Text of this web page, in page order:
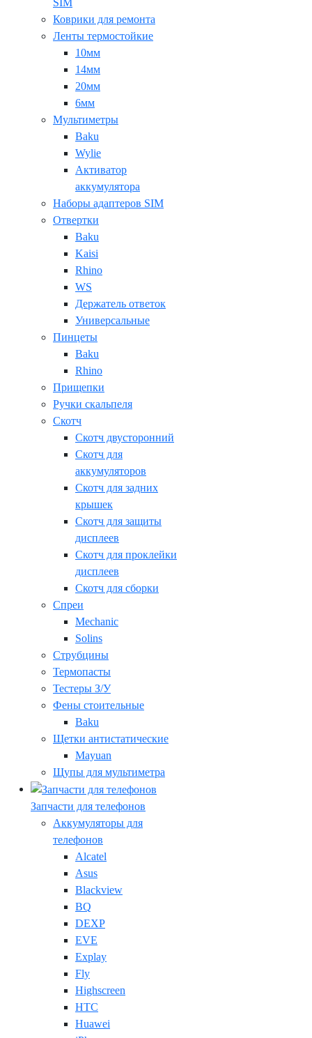
SIM
Коврики для ремонта
Ленты термостойкие
10мм
14мм
20мм
6мм
Мультиметры
Baku
Wylie
Активатор
аккумулятора
Наборы адаптеров SIM
Отвертки
Baku
Kaisi
Rhino
WS
Держатель ответок
Универсальные
Пинцеты
Baku
Rhino
Прищепки
Ручки скальпеля
Скотч
Скотч двусторонний
Скотч для
аккумуляторов
Скотч для задних
крышек
Скотч для защиты
дисплеев
Скотч для проклейки
дисплеев
Скотч для сборки
Спреи
Mechanic
Solins
Струбцины
Термопасты
Тестеры З/У
Фены стоительные
Baku
Щетки антистатические
Mayuan
Щупы для мультиметра
Запчасти для телефонов
Аккумуляторы для
телефонов
Alcatel
Asus
Blackview
BQ
DEXP
EVE
Explay
Fly
Highscreen
HTC
Huawei